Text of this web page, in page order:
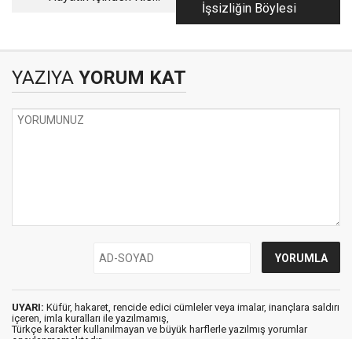
İşsizliğin Böylesi
YAZIYA YORUM KAT
UYARI: Küfür, hakaret, rencide edici cümleler veya imalar, inançlara saldırı
içeren, imla kuralları ile yazılmamış,
Türkçe karakter kullanılmayan ve büyük harflerle yazılmış yorumlar